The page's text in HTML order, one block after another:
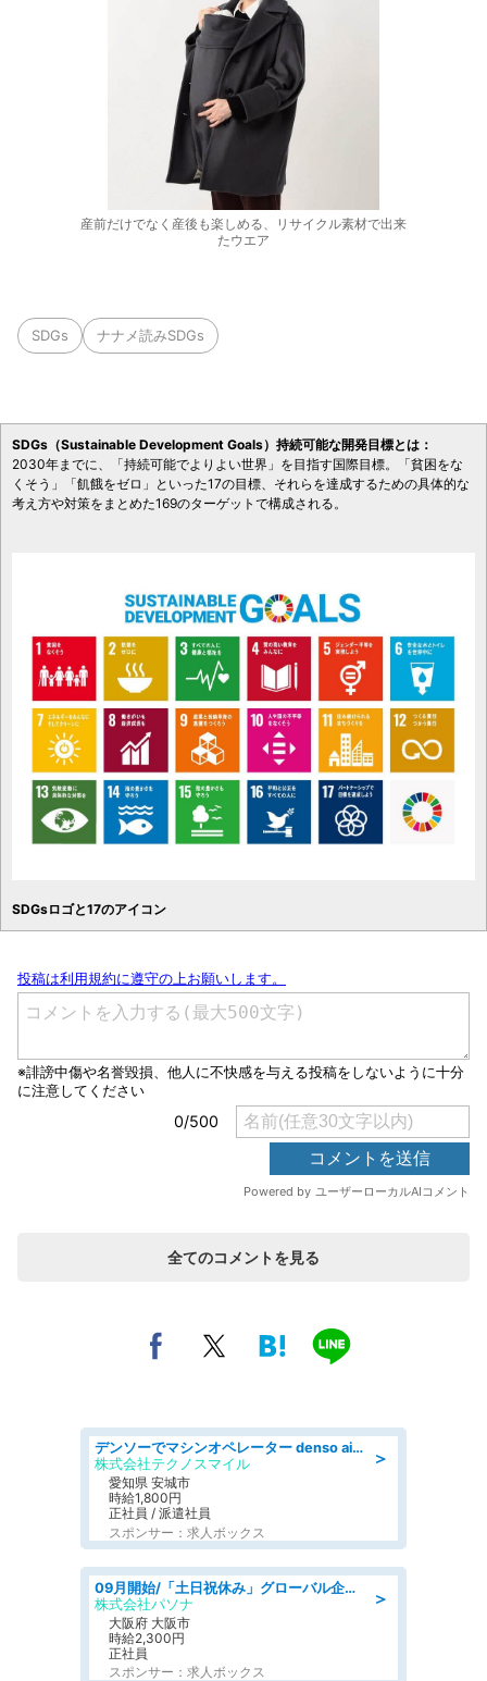
産前だけでなく産後も楽しめる、リサイクル素材で出来
たウエア
SDGs ナナメ読みSDGs
SDGs（Sustainable Development Goals）持続可能な開発目標とは：
2030年までに、「持続可能でよりよい世界」を目指す国際目標。「貧困をな
くそう」「飢餓をゼロ」といった17の目標、それらを達成するための具体的な
考え方や対策をまとめた169のターゲットで構成される。
SDGsロゴと17のアイコン
全てのコメントを見る
＞
デンソーでマシンオペレーター denso aichi
株式会社テクノスマイル
愛知県 安城市
時給1,800円
正社員 / 派遣社員
スポンサー：求人ボックス
＞
09月開始/「土日祝休み」グローバル企業での産業保健のお仕事/保健師/高時給/残業なし/服装自由
株式会社パソナ
大阪府 大阪市
時給2,300円
正社員
スポンサー：求人ボックス